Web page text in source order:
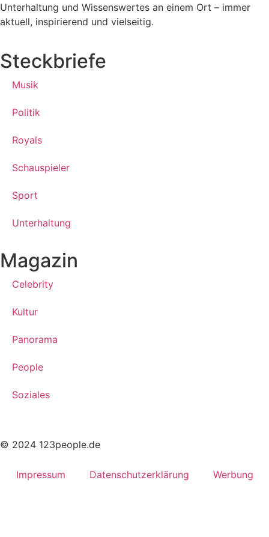
Unterhaltung und Wissenswertes an einem Ort – immer
aktuell, inspirierend und vielseitig.
Steckbriefe
Musik
Politik
Royals
Schauspieler
Sport
Unterhaltung
Magazin
Celebrity
Kultur
Panorama
People
Soziales
© 2024 123people.de
Impressum Datenschutzerklärung Werbung